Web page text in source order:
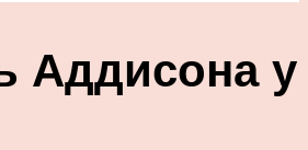
Аддисона у